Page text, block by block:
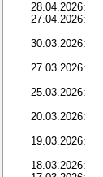
28.04.2026:
27.04.2026:
30.03.2026:
27.03.2026:
25.03.2026:
20.03.2026:
19.03.2026:
18.03.2026: